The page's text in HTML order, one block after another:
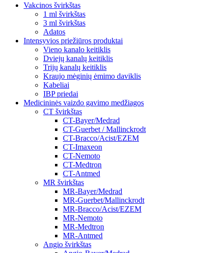
Vakcinos švirkštas
1 ml švirkštas
3 ml švirkštas
Adatos
Intensyvios priežiūros produktai
Vieno kanalo keitiklis
Dviejų kanalų keitiklis
Trijų kanalų keitiklis
Kraujo mėginių ėmimo daviklis
Kabeliai
IBP priedai
Medicininės vaizdo gavimo medžiagos
CT švirkštas
CT-Bayer/Medrad
CT-Guerbet / Mallinckrodt
CT-Bracco/Acist/EZEM
CT-Imaxeon
CT-Nemoto
CT-Medtron
CT-Antmed
MR švirkštas
MR-Bayer/Medrad
MR-Guerbet/Mallinckrodt
MR-Bracco/Acist/EZEM
MR-Nemoto
MR-Medtron
MR-Antmed
Angio švirkštas